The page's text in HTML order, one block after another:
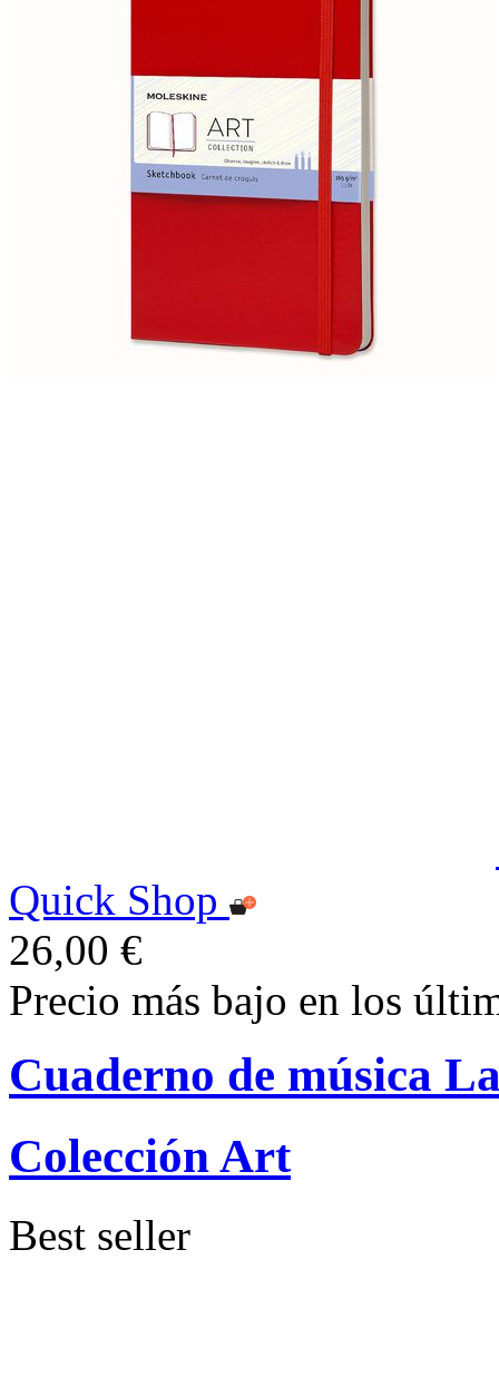
Quick Shop
26,00 €
Precio más bajo en los
Cuaderno de música
Colección Art
Best seller